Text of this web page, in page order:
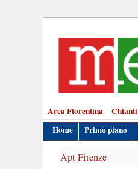
Area Fiorentina Chianti
Home
Primo piano
Apt Firenze